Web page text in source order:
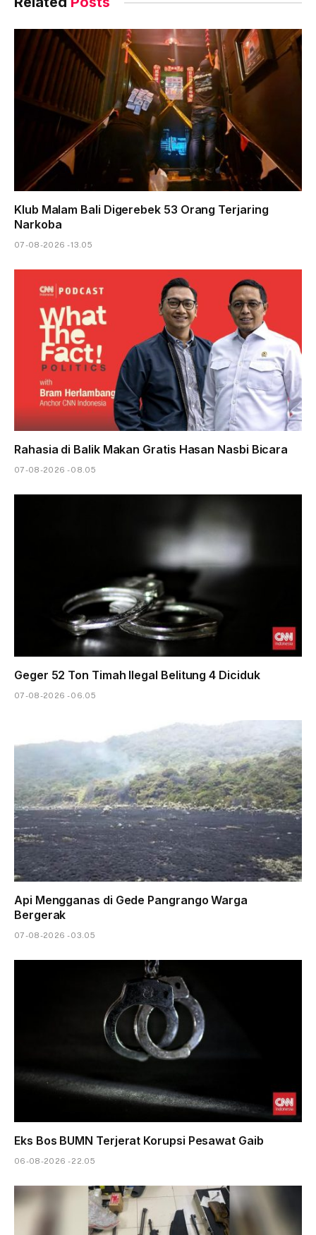
Klub Malam Bali Digerebek 53 Orang Terjaring
Narkoba
07-08-2026 - 13.05
Rahasia di Balik Makan Gratis Hasan Nasbi Bicara
07-08-2026 - 08.05
Geger 52 Ton Timah Ilegal Belitung 4 Diciduk
07-08-2026 - 06.05
Api Mengganas di Gede Pangrango Warga
Bergerak
07-08-2026 - 03.05
Eks Bos BUMN Terjerat Korupsi Pesawat Gaib
06-08-2026 - 22.05